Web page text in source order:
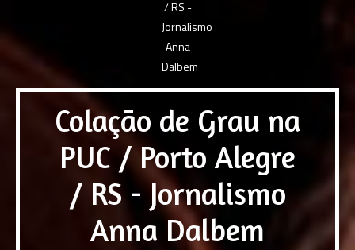
Colação de Grau na
PUC / Porto Alegre
/ RS - Jornalismo
Anna Dalbem